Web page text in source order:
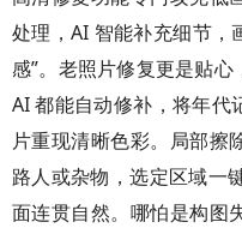
处理，AI 智能补充细节，
感”。老照片修复更是贴心
AI 都能自动修补，将年代
片重现清晰色彩。局部擦
路人或杂物，选定区域一
面连贯自然。哪怕是构图